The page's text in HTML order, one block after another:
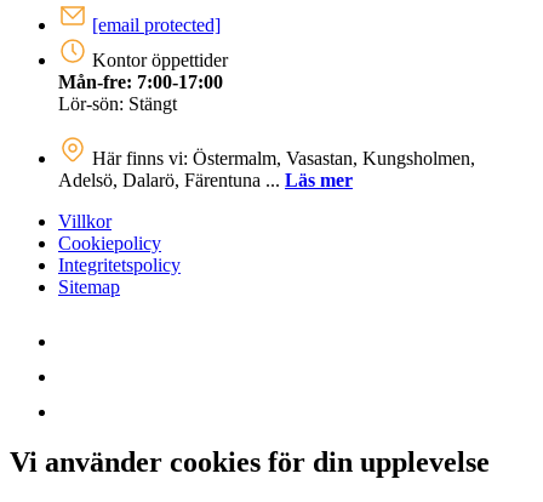
[email protected]
Kontor öppettider
Mån-fre: 7:00-17:00
Lör-sön: Stängt
Här finns vi: Östermalm, Vasastan, Kungsholmen,
Adelsö, Dalarö, Färentuna ... Läs mer
Villkor
Cookiepolicy
Integritetspolicy
Sitemap
Vi använder cookies för din upplevelse